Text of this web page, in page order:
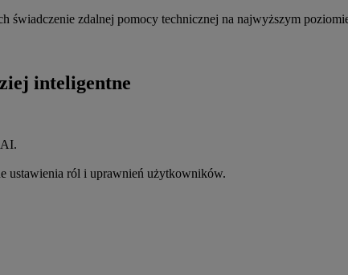
zdalnej pomocy technicznej na najwyższym
inteligentne
ustawienia ról i uprawnień użytkowników.